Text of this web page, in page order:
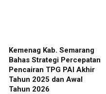
Kemenag Kab. Semarang
Bahas Strategi Percepatan
Pencairan TPG PAI Akhir
Tahun 2025 dan Awal
Tahun 2026